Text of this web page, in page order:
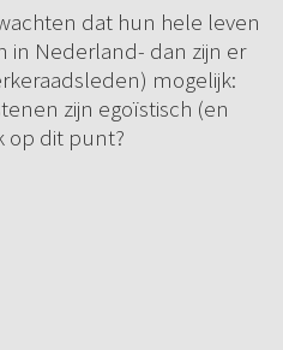
dat hun hele leven
in Nederland- dan zijn er
mogelijk:
zijn egoïstisch (en
op dit punt?